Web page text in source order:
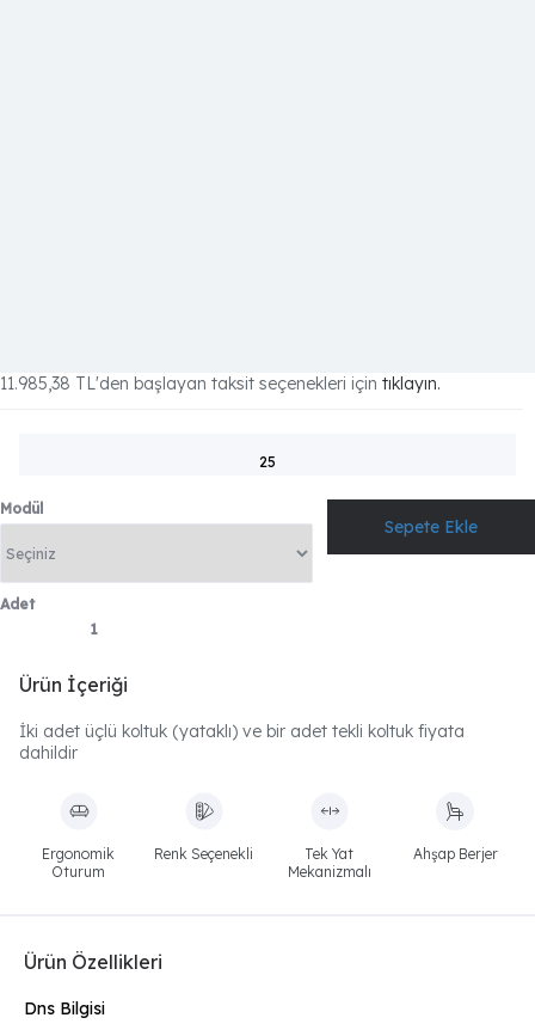
11.985,38 TL'den başlayan taksit seçenekleri için tıklayın.
25
Modül
Adet
Ürün İçeriği
İki adet üçlü koltuk (yataklı) ve bir adet tekli koltuk fiyata
dahildir
Ergonomik
Oturum
Renk Seçenekli
Tek Yat
Mekanizmalı
Ahşap Berjer
Ürün Özellikleri
Dns Bilgisi